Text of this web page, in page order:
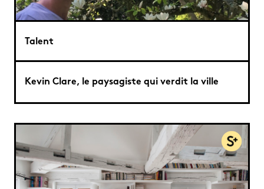
Talent
Kevin Clare, le paysagiste qui verdit la ville